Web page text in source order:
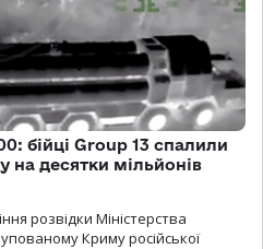
бійці Group 13 спалили
на десятки мільйонів
розвідки Міністерства
Криму російської